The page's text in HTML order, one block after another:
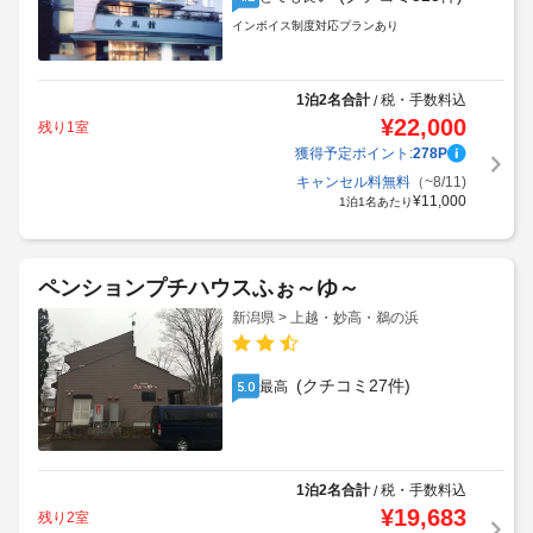
インボイス制度対応プランあり
1泊2名合計/税・手数料込
残り1室
¥22,000
獲得予定ポイント:278P
キャンセル料無料（~8/11)
1泊1名あたり¥11,000
ペンションプチハウスふぉ～ゆ～
新潟県 > 上越・妙高・鵜の浜
5.0 最高 (クチコミ27件)
1泊2名合計/税・手数料込
残り2室
¥19,683